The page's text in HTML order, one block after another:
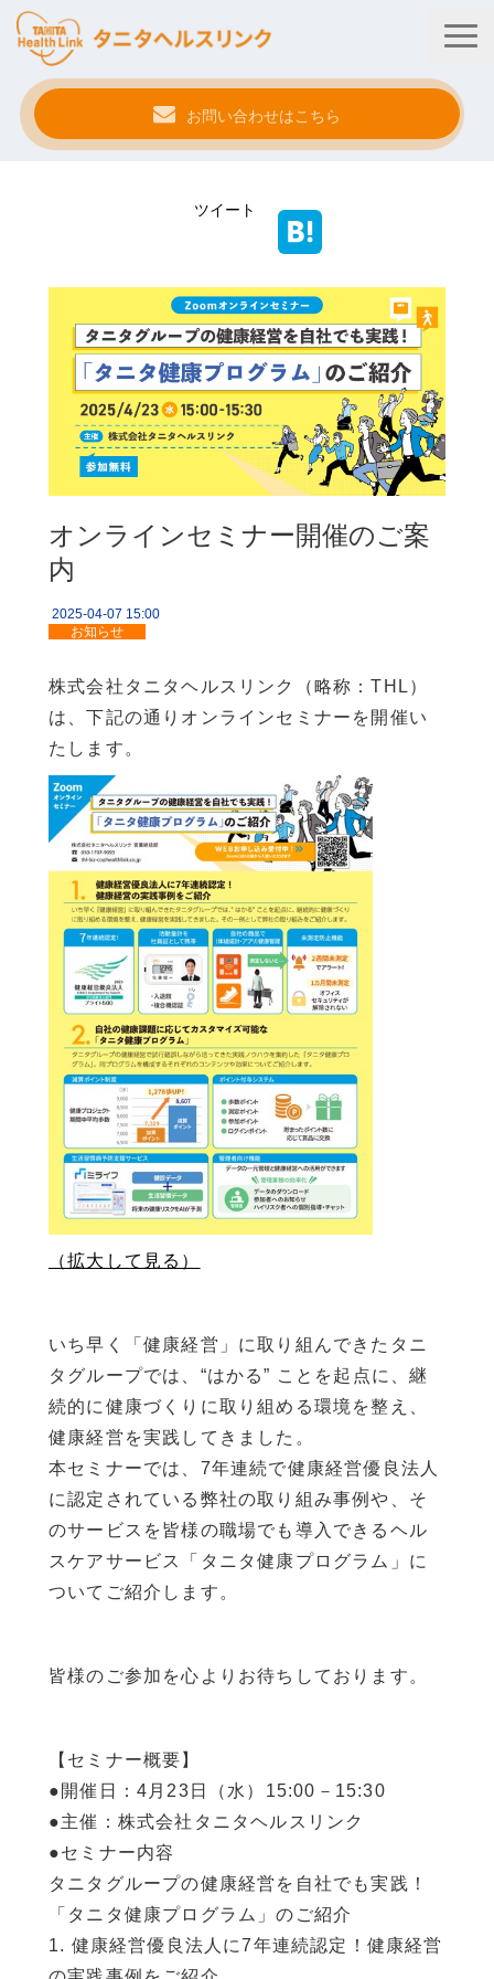
お問い合わせはこちら
法人・健保向けサービス
サービス連携
健康管理アプリ
タニタ健康セミナー
事例紹介
企業情報
ツイート
オンラインセミナー開催のご案
内
2025-04-07 15:00
お知らせ
株式会社タニタヘルスリンク（略称：THL）
は、下記の通りオンラインセミナーを開催い
たします。
（拡大して見る）
いち早く「健康経営」に取り組んできたタニ
タグループでは、“はかる” ことを起点に、継
続的に健康づくりに取り組める環境を整え、
健康経営を実践してきました。
本セミナーでは、7年連続で健康経営優良法人
に認定されている弊社の取り組み事例や、そ
のサービスを皆様の職場でも導入できるヘル
スケアサービス「タニタ健康プログラム」に
ついてご紹介します。
皆様のご参加を心よりお待ちしております。
【セミナー概要】
●開催日：4月23日（水）15:00－15:30
●主催：株式会社タニタヘルスリンク
●セミナー内容
タニタグループの健康経営を自社でも実践！
「タニタ健康プログラム」のご紹介
1. 健康経営優良法人に7年連続認定！健康経営